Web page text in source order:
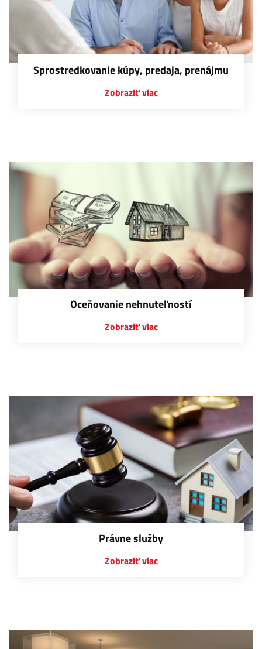
Sprostredkovanie kúpy, predaja, prenájmu
Zobraziť viac
Oceňovanie nehnuteľností
Zobraziť viac
Právne služby
Zobraziť viac